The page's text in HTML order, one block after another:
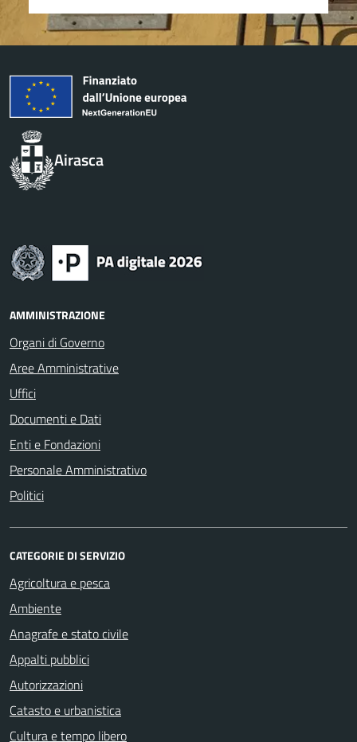
Airasca
AMMINISTRAZIONE
Organi di Governo
Aree Amministrative
Uffici
Documenti e Dati
Enti e Fondazioni
Personale Amministrativo
Politici
CATEGORIE DI SERVIZIO
Agricoltura e pesca
Ambiente
Anagrafe e stato civile
Appalti pubblici
Autorizzazioni
Catasto e urbanistica
Cultura e tempo libero